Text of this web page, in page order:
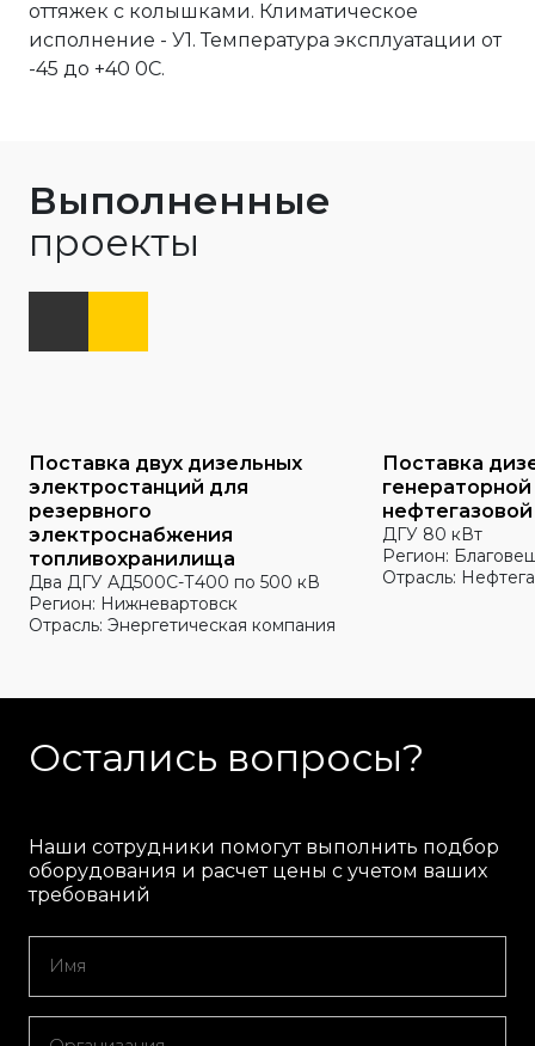
оттяжек с колышками. Климатическое
исполнение - У1. Температура эксплуатации от
-45 до +40 0С.
Выполненные
проекты
Поставка двух дизельных
электростанций для
резервного
электроснабжения
топливохранилища
Два ДГУ АД500С-Т400 по 500 кВ
Регион: Нижневартовск
Отрасль: Энергетическая компания
Поставка
ДГУ 80 кВт
Регион:
Отрасль:
Остались вопросы?
Наши сотрудники помогут выполнить подбор
оборудования и расчет цены с учетом ваших
требований